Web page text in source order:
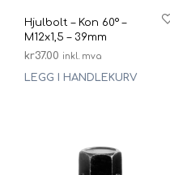
Hjulbolt – Kon 60° –
M12x1,5 – 39mm
kr37.00 inkl. mva
LEGG I HANDLEKURV